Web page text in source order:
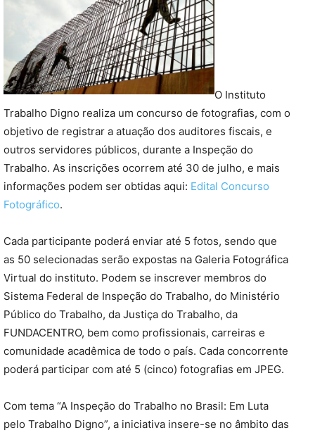
O Instituto
Trabalho Digno realiza um concurso de fotografias, com o
objetivo de registrar a atuação dos auditores fiscais, e
outros servidores públicos, durante a Inspeção do
Trabalho. As inscrições ocorrem até 30 de julho, e mais
informações podem ser obtidas aqui: Edital Concurso
Fotográfico.
Cada participante poderá enviar até 5 fotos, sendo que
as 50 selecionadas serão expostas na Galeria Fotográfica
Virtual do instituto. Podem se inscrever membros do
Sistema Federal de Inspeção do Trabalho, do Ministério
Público do Trabalho, da Justiça do Trabalho, da
FUNDACENTRO, bem como profissionais, carreiras e
comunidade acadêmica de todo o país. Cada concorrente
poderá participar com até 5 (cinco) fotografias em JPEG.
Com tema “A Inspeção do Trabalho no Brasil: Em Luta
pelo Trabalho Digno”, a iniciativa insere-se no âmbito das